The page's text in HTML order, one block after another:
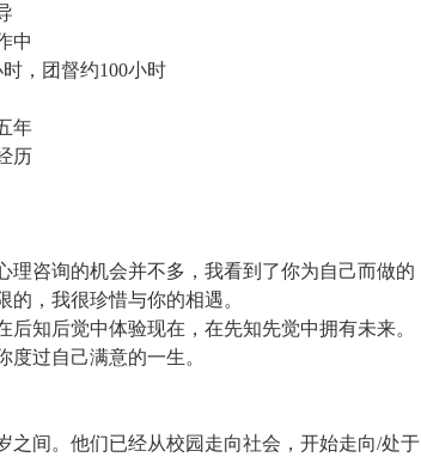
以为的已经让自己痛苦的困境背后其
样是一个人的答案。人很复杂，不是
生议题”的东西是我们用极大的精力、
的就是不让自己发现它的存在，但是
是存在的。作为一个有经验的咨询
藏这些东西，有的人从第一次咨询就
是你生活的基石，然后通过咨询，最
痛苦。“我现在这么痛苦就是因为我父母
”结果是一样的，也就是任何东西都没
的懂一道题，那我一定能做出来，现在
理由、原因也无济于事，因为结果是
单的例子，比如有的人，小时心里早早
至到国外留学，最后即便身在异国他乡
中
，团督约100小时
年
历
理咨询的机会并不多，我看到了你为自己而做的
，我很珍惜与你的相遇。
知后觉中体验现在，在先知先觉中拥有未来。
度过自己满意的一生。
之间。他们已经从校园走向社会，开始走向/处于